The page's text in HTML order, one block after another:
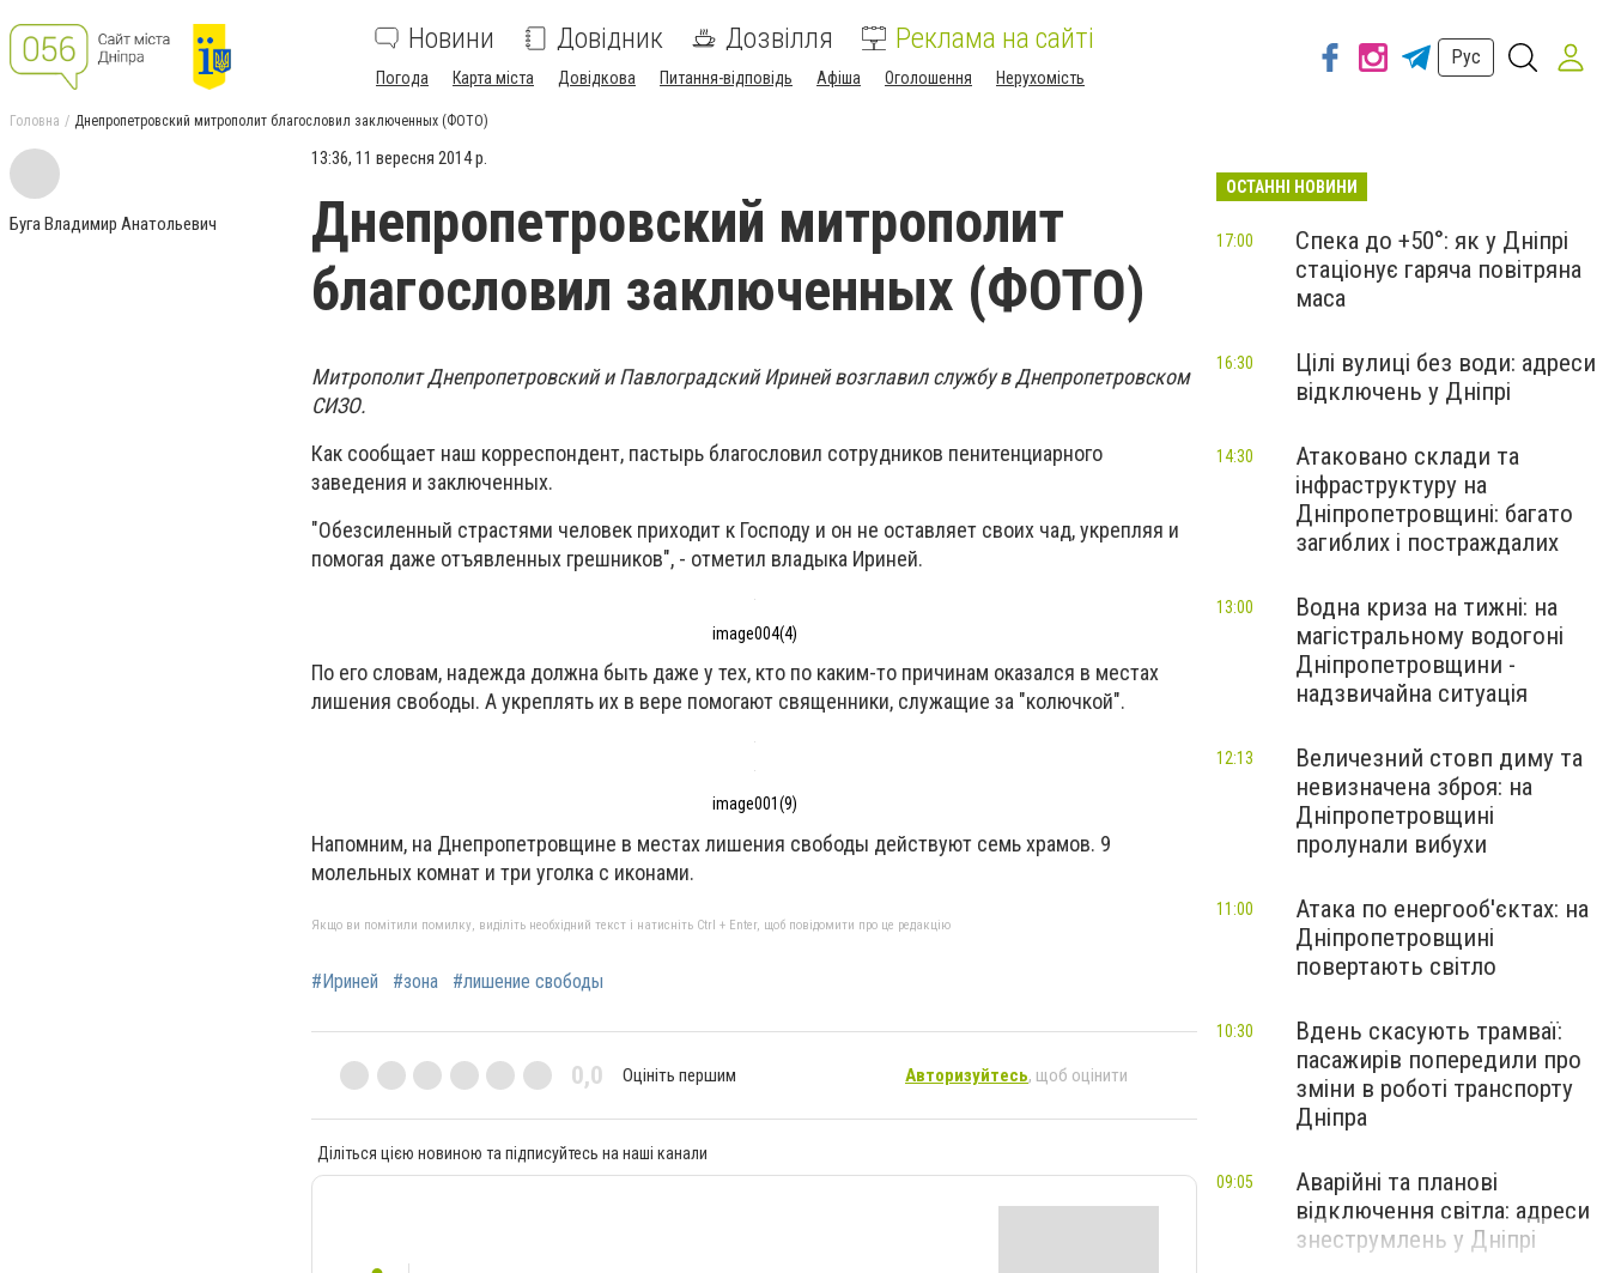
Новини Довідник Дозвілля Реклама на сайті
Погода Карта міста Довідкова Питання-відповідь Афіша Оголошення Нерухомість
Рус
Головна Днепропетровский митрополит благословил заключенных (ФОТО)
Буга Владимир Анатольевич
13:36, 11 вересня 2014 р.
Днепропетровский митрополит
благословил заключенных (ФОТО)
Митрополит Днепропетровский и Павлоградский Ириней возглавил службу в Днепропетровском
СИЗО.
Как сообщает наш корреспондент, пастырь благословил сотрудников пенитенциарного
заведения и заключенных.
"Обезсиленный страстями человек приходит к Господу и он не оставляет своих чад, укрепляя и
помогая даже отъявленных грешников", - отметил владыка Ириней.
image004(4)
По его словам, надежда должна быть даже у тех, кто по каким-то причинам оказался в местах
лишения свободы. А укреплять их в вере помогают священники, служащие за "колючкой".
image001(9)
Напомним, на Днепропетровщине в местах лишения свободы действуют семь храмов. 9
молельных комнат и три уголка с иконами.
Якщо ви помітили помилку, виділіть необхідний текст і натисніть Ctrl + Enter, щоб повідомити про це редакцію
#Ириней #зона #лишение свободы
0,0 Оцініть першим Авторизуйтесь, щоб оцінити
Діліться цією новиною та підписуйтесь на наші канали
ОСТАННІ НОВИНИ
Спека до +50°: як у Дніпрі
стаціонує гаряча повітряна
маса
17:00
Цілі вулиці без води: адреси
відключень у Дніпрі
16:30
Атаковано склади та
інфраструктуру на
Дніпропетровщині: багато
загиблих і постраждалих
14:30
Водна криза на тижні: на
магістральному водогоні
Дніпропетровщини -
надзвичайна ситуація
13:00
Величезний стовп диму та
невизначена зброя: на
Дніпропетровщині
пролунали вибухи
12:13
Атака по енергооб'єктах: на
Дніпропетровщині
повертають світло
11:00
Вдень скасують трамваї:
пасажирів попередили про
зміни в роботі транспорту
Дніпра
10:30
Аварійні та планові
відключення світла: адреси
знеструмлень у Дніпрі
09:05